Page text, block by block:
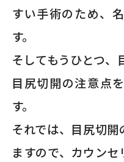
すい手術のため、
す。
そしてもうひとつ、
目尻切開の注意点
す。
それでは、目尻切
ますので、カウン